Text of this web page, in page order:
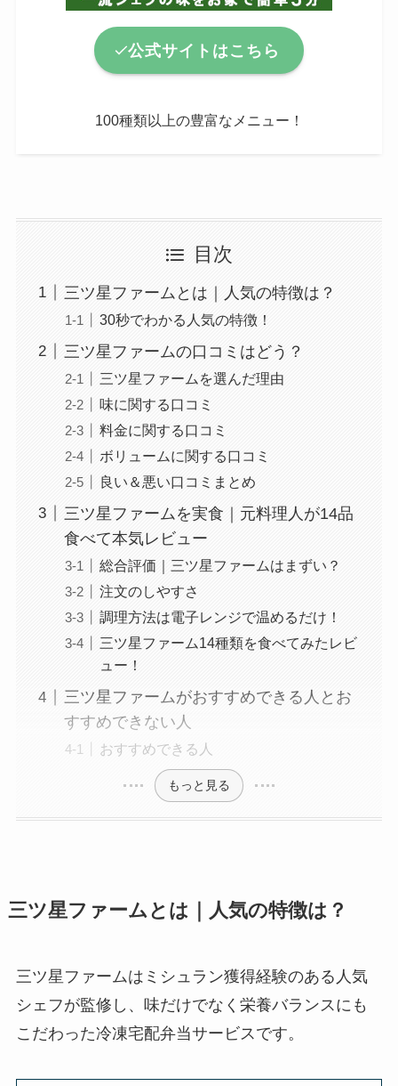
公式サイトはこちら
100種類以上の豊富なメニュー！
目次
三ツ星ファームとは｜人気の特徴は？
30秒でわかる人気の特徴！
三ツ星ファームの口コミはどう？
三ツ星ファームを選んだ理由
味に関する口コミ
料金に関する口コミ
ボリュームに関する口コミ
良い＆悪い口コミまとめ
三ツ星ファームを実食｜元料理人が14品
食べて本気レビュー
総合評価｜三ツ星ファームはまずい？
注文のしやすさ
調理方法は電子レンジで温めるだけ！
三ツ星ファーム14種類を食べてみたレビ
ュー！
三ツ星ファームがおすすめできる人とお
すすめできない人
おすすめできる人
もっと見る
三ツ星ファームとは｜人気の特徴は？
三ツ星ファームはミシュラン獲得経験のある人気
シェフが監修し、味だけでなく栄養バランスにも
こだわった冷凍宅配弁当サービスです。